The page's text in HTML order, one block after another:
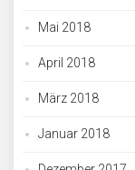
Mai 2018
April 2018
März 2018
Januar 2018